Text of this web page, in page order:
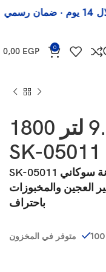
0
0,00 EGP
عجانة سوكاني ديجيتال 9.5 لتر 1800
قوة خارقة وسعة كبيرة في جهاز واحد! عجانة سوكاني SK-05011
العجين والمخبوزات
باحتراف
100 متوفر في المخزون